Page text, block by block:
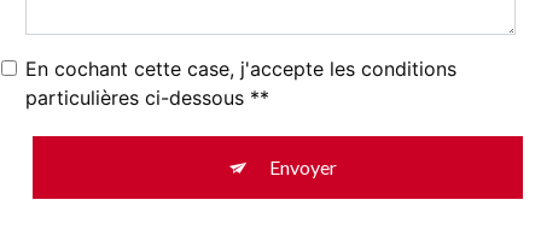
En cochant cette case, j'accepte les conditions
particulières ci-dessous **
Envoyer